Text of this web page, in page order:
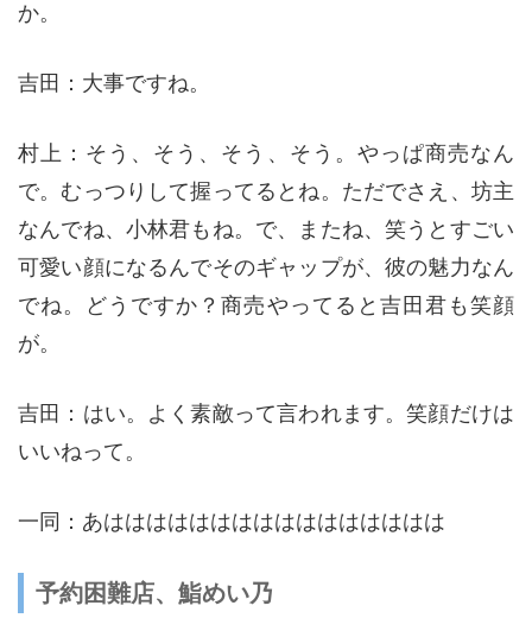
か。
吉田：大事ですね。
村上：そう、そう、そう、そう。やっぱ商売なん
で。むっつりして握ってるとね。ただでさえ、坊主
なんでね、小林君もね。で、またね、笑うとすごい
可愛い顔になるんでそのギャップが、彼の魅力なん
でね。どうですか？商売やってると吉田君も笑顔
が。
吉田：はい。よく素敵って言われます。笑顔だけは
いいねって。
一同：あはははははははははははははははは
予約困難店、鮨めい乃